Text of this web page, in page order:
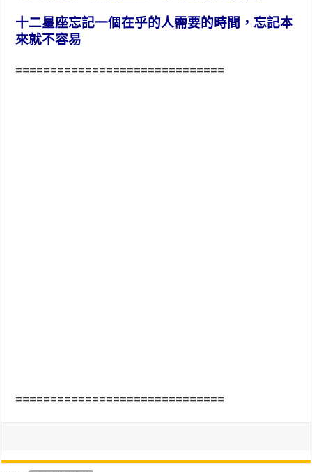
十二星座忘記一個在乎的人需要的時間，忘記本
來就不容易
==============================
==============================